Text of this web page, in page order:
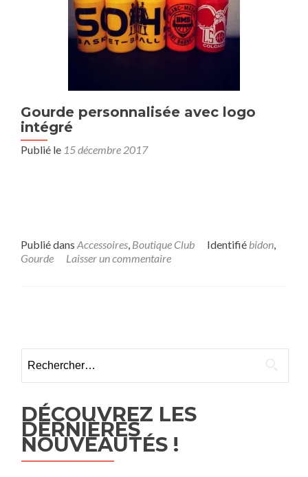
Gourde personnalisée avec logo
intégré
Publié le 15 décembre 2017
Publié dans Accessoires, Boutique Club Identifié bidon,
Gourde
Laisser un commentaire
navigation
DÉCOUVREZ LES
DERNIÈRES
NOUVEAUTÉS !